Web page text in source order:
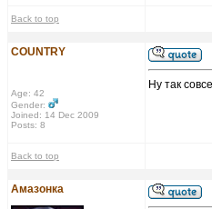
Back to top
COUNTRY
Age: 42
Gender:
Joined: 14 Dec 2009
Posts: 8
Ну так
Back to top
Амазонка